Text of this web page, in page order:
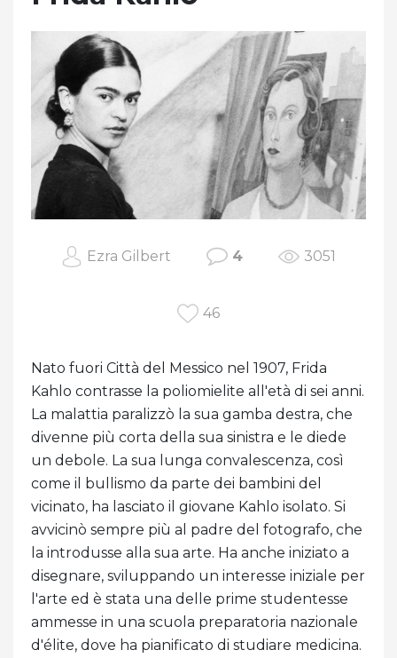
Ezra Gilbert 4 3051
46
Nato fuori Città del Messico nel 1907, Frida
Kahlo contrasse la poliomielite all'età di sei anni.
La malattia paralizzò la sua gamba destra, che
divenne più corta della sua sinistra e le diede
un debole. La sua lunga convalescenza, così
come il bullismo da parte dei bambini del
vicinato, ha lasciato il giovane Kahlo isolato. Si
avvicinò sempre più al padre del fotografo, che
la introdusse alla sua arte. Ha anche iniziato a
disegnare, sviluppando un interesse iniziale per
l'arte ed è stata una delle prime studentesse
ammesse in una scuola preparatoria nazionale
d'élite, dove ha pianificato di studiare medicina.